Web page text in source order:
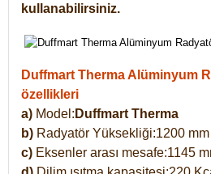
kullanabilirsiniz.
Duffmart Therma Alüminyum
özellikleri
a) Model: Duffmart Therma
b) Radyatör Yüksekliği:1200 mm
c) Eksenler arası mesafe:1145